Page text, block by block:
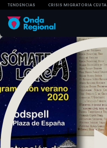
TENDENCIAS CRISIS MIGRATORIA CEUTA